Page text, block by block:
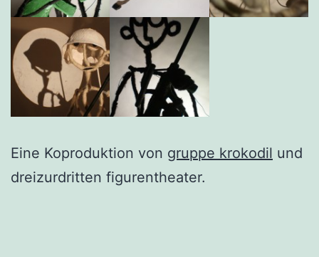
Eine Koproduktion von gruppe krokodil und
dreizurdritten figurentheater.